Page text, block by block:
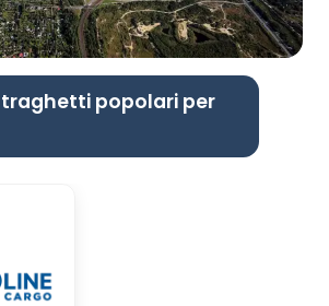
popolari per